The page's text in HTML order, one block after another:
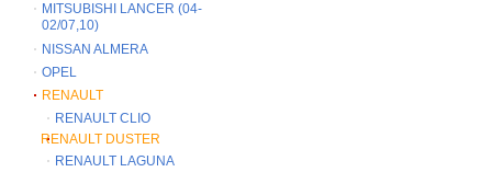
MITSUBISHI LANCER (04-
02/07,10)
NISSAN ALMERA
OPEL
RENAULT
RENAULT CLIO
RENAULT DUSTER
RENAULT LAGUNA